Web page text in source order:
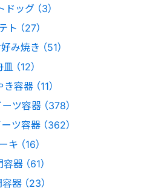
ッグ （3）
ト （27）
み焼き （51）
（12）
容器 （11）
ツ容器 （378）
ツ容器 （362）
キ （16）
器 （61）
器 （23）